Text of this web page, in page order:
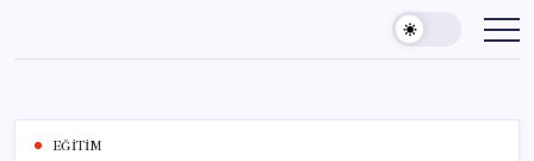
content
EĞITIM